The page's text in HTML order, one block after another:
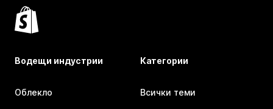
Водещи индустрии
Облекло
Категории
Всички теми